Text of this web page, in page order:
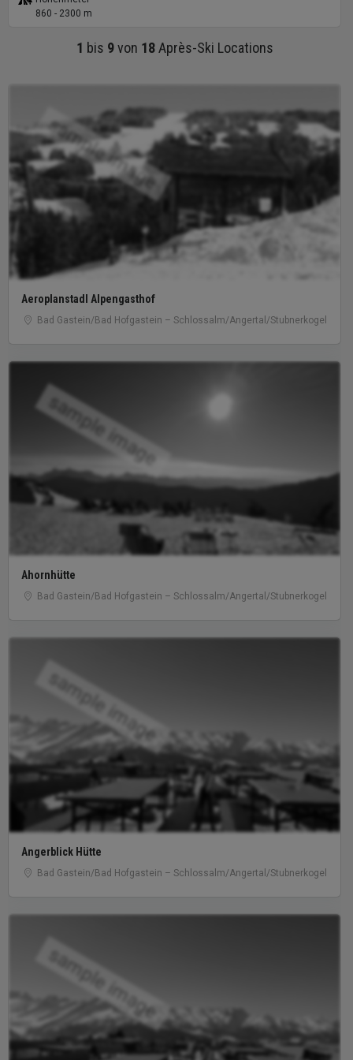
860 - 2300 m
1 bis 9von 18Après-Ski Locations
sample image
Aeroplanstadl Alpengasthof
Bad Gastein/​Bad Hofgastein – Schlossalm/​Angertal/​Stubnerkogel
sample image
Ahornhütte
Bad Gastein/​Bad Hofgastein – Schlossalm/​Angertal/​Stubnerkogel
sample image
Angerblick Hütte
Bad Gastein/​Bad Hofgastein – Schlossalm/​Angertal/​Stubnerkogel
sample image